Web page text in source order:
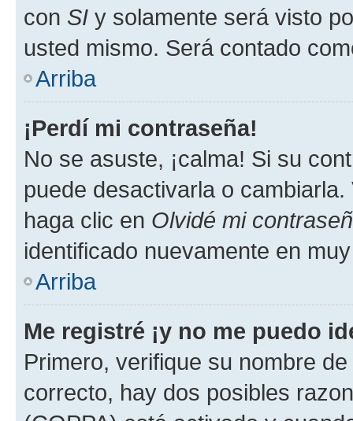
con SI y solamente será visto
usted mismo. Será contado
Arriba
¡Perdí mi contraseña!
No se asuste, ¡calma! Si su
puede desactivarla o
haga clic en Olvidé mi
identificado nuevamente en
Arriba
Me registré ¡y no me puedo
Primero, verifique su nombre
correcto, hay dos posibles